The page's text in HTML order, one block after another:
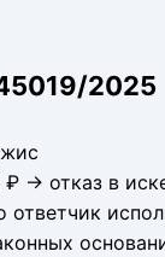
2025
→ отказ в
ответчик